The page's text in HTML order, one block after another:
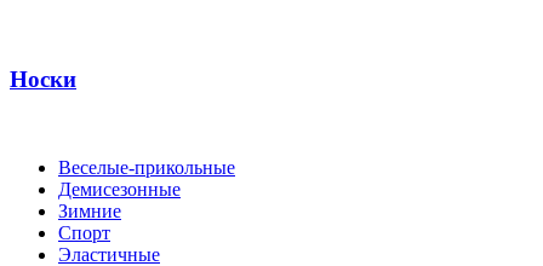
Носки
Веселые-прикольные
Демисезонные
Зимние
Спорт
Эластичные